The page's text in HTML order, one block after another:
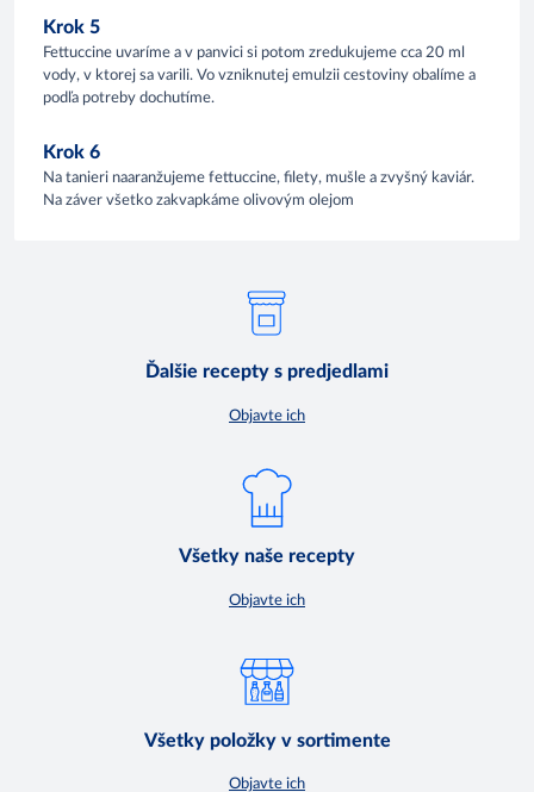
Krok 5
Fettuccine uvaríme a v panvici si potom zredukujeme cca 20 ml
vody, v ktorej sa varili. Vo vzniknutej emulzii cestoviny obalíme a
podľa potreby dochutíme.
Krok 6
Na tanieri naaranžujeme fettuccine, filety, mušle a zvyšný kaviár.
Na záver všetko zakvapkáme olivovým olejom
Ďalšie recepty s predjedlami
Objavte ich
Všetky naše recepty
Objavte ich
Všetky položky v sortimente
Objavte ich